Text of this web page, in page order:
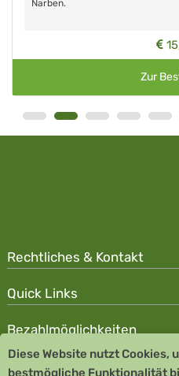
Narben.
Zur
Rechtliches & Kontakt
Quick Links
Bezahlmöglichkeiten
Copyright © 2026 Team Santé
Diese Website nutzt Cookies,
bestmögliche Funktionalität